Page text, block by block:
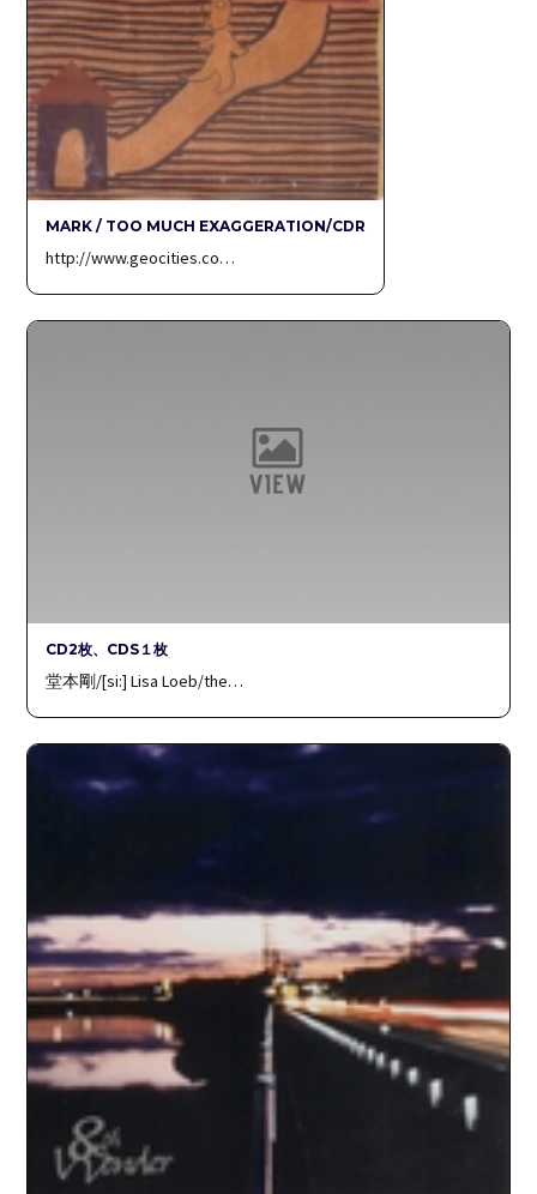
MARK / TOO MUCH EXAGGERATION/CDR
http://www.geocities.co…
CD2枚、CDS１枚
堂本剛/[si:] Lisa Loeb/the…